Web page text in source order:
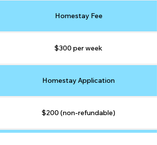
Homestay Fee
$300 per week
Homestay Application
$200 (non-refundable)